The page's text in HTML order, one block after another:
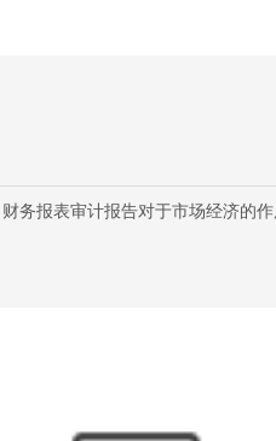
财务报表审计报告对于市场经济的作